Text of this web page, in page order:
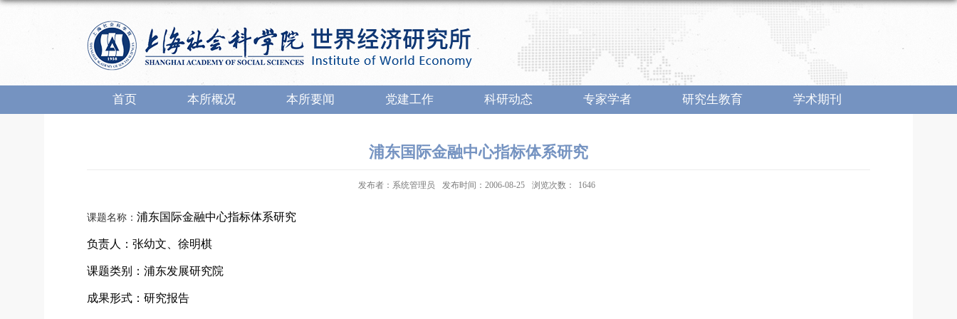
首页 本所概况 本所要闻 党建工作 科研动态 专家学者 研究生教育 学术期刊
浦东国际金融中心指标体系研究
发布者：系统管理员 发布时间：2006-08-25 浏览次数： 1646
课题名称： 浦东国际金融中心指标体系研究
负责人：张幼文、徐明棋
课题类别： 浦东发展研究院
成果形式：研究报告